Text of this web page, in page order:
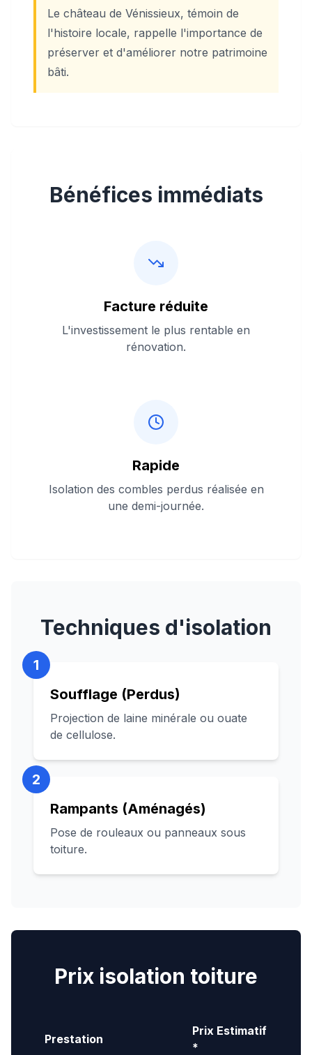
Le château de Vénissieux, témoin de
l'histoire locale, rappelle l'importance de
préserver et d'améliorer notre patrimoine
bâti.
Bénéfices immédiats
Facture réduite
L'investissement le plus rentable en
rénovation.
Rapide
Isolation des combles perdus réalisée en
une demi-journée.
Techniques d'isolation
1
Soufflage (Perdus)
Projection de laine minérale ou ouate
de cellulose.
2
Rampants (Aménagés)
Pose de rouleaux ou panneaux sous
toiture.
Prix isolation toiture
Prestation
Prix Estimatif
*